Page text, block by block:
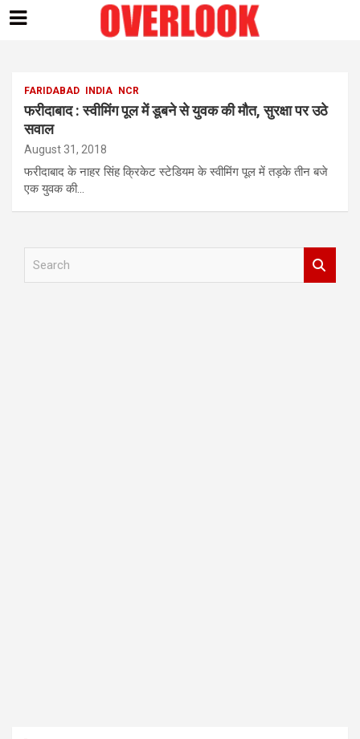
FARIDABAD INDIA NCR
फरीदाबाद : स्वीमिंग पूल में डूबने से युवक की मौत, सुरक्षा पर उठे
सवाल
August 31, 2018
फरीदाबाद के नाहर सिंह क्रिकेट स्टेडियम के स्वीमिंग पूल में तड़के तीन बजे
एक युवक की…